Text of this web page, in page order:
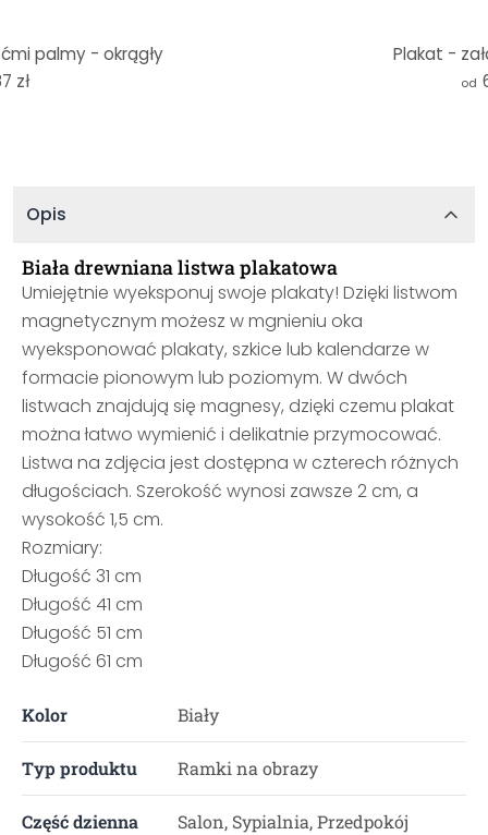
palmy - okrągły
zł
Plakat -
od
Opis
Biała drewniana listwa plakatowa
Umiejętnie wyeksponuj swoje plakaty! Dzięki listwom
magnetycznym możesz w mgnieniu oka
wyeksponować plakaty, szkice lub kalendarze w
formacie pionowym lub poziomym. W dwóch
listwach znajdują się magnesy, dzięki czemu plakat
można łatwo wymienić i delikatnie przymocować.
Listwa na zdjęcia jest dostępna w czterech różnych
długościach. Szerokość wynosi zawsze 2 cm, a
wysokość 1,5 cm.
Rozmiary:
Długość 31 cm
Długość 41 cm
Długość 51 cm
Długość 61 cm
Kolor Biały
Typ produktu Ramki na obrazy
Część dzienna Salon, Sypialnia, Przedpokój